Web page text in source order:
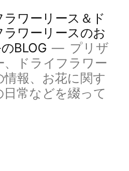
ワーリース＆ド
ワーリースのお
BLOG
プリザ
、ドライフラワー
報、お花に関す
常などを綴って